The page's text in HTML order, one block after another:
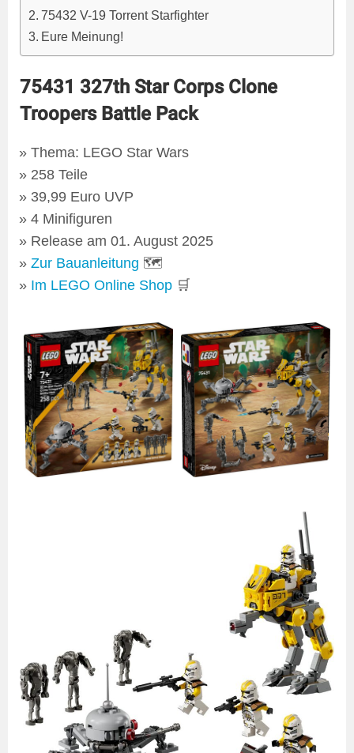
75432 V-19 Torrent Starfighter
Eure Meinung!
75431 327th Star Corps Clone
Troopers Battle Pack
Thema: LEGO Star Wars
258 Teile
39,99 Euro UVP
4 Minifiguren
Release am 01. August 2025
Zur Bauanleitung 🗺
Im LEGO Online Shop 🛒